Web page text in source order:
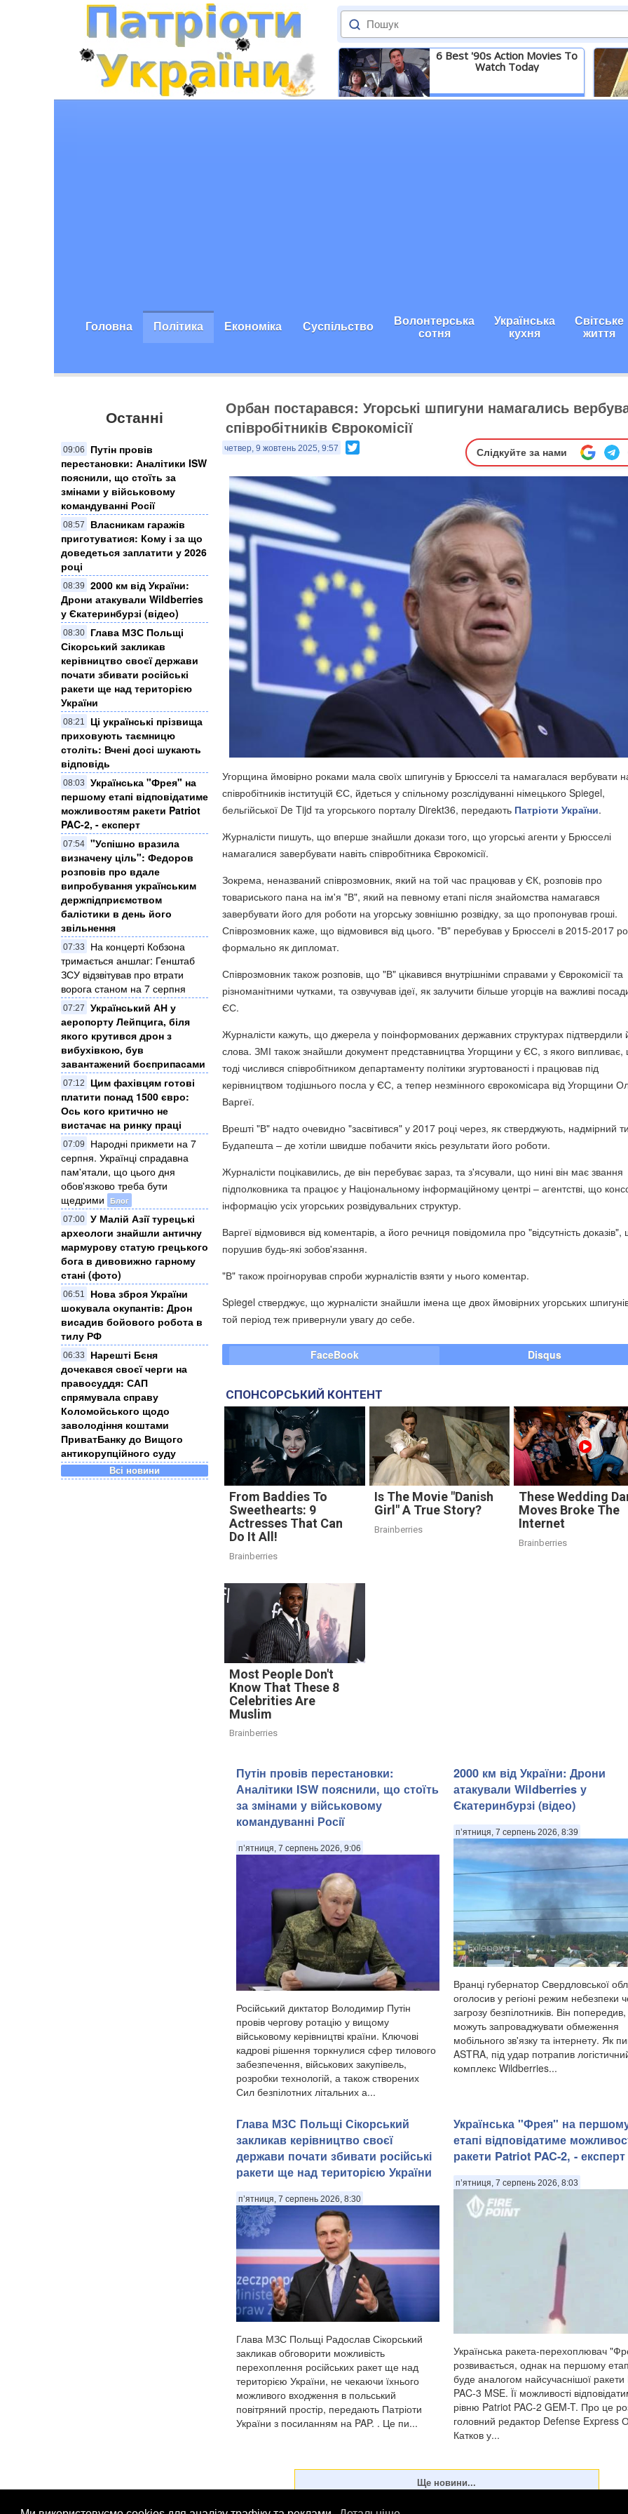
6 Best '90s Action Movies To
Watch Today
Детальніше
Головна Політика Економіка Суспільство Волонтерська
сотня
Українська
кухня
Світське
життя
Останні
09:06
Путін провів
перестановки: Аналітики ISW
пояснили, що стоїть за
змінами у військовому
командуванні Росії
08:57
Власникам гаражів
приготуватися: Кому і за що
доведеться заплатити у 2026
році
08:39
2000 км від України:
Дрони атакували Wildberries
у Єкатеринбурзі (відео)
08:30
Глава МЗС Польщі
Сікорський закликав
керівництво своєї держави
почати збивати російські
ракети ще над територією
України
08:21
Ці українські прізвища
приховують таємницю
століть: Вчені досі шукають
відповідь
08:03
Українська "Фрея" на
першому етапі відповідатиме
можливостям ракети Patriot
PAC-2, - експерт
07:54 "Успішно вразила
визначену ціль": Федоров
розповів про вдале
випробування українським
держпідприємством
балістики в день його
звільнення
07:33
На концерті Кобзона
тримається аншлаг: Генштаб
ЗСУ відзвітував про втрати
ворога станом на 7 серпня
07:27
Український АН у
аеропорту Лейпцига, біля
якого крутився дрон з
вибухівкою, був
завантажений боєприпасами
07:12
Цим фахівцям готові
платити понад 1500 євро:
Ось кого критично не
вистачає на ринку праці
07:09
Народні прикмети на 7
серпня. Українці спрадавна
пам'ятали, що цього дня
обов'язково треба бути
щедрими
Блог
07:00 У Малій Азії турецькі
археологи знайшли античну
мармурову статую грецького
бога в дивовижно гарному
стані (фото)
06:51
Нова зброя України
шокувала окупантів: Дрон
висадив бойового робота в
тилу РФ
06:33
Нарешті Бєня
дочекався своєї черги на
правосуддя: САП
спрямувала справу
Коломойського щодо
заволодіння коштами
ПриватБанку до Вищого
антикорупційного суду
Всі новини
Орбан постарався: Угорські шпигуни намагались
співробітників Єврокомісії
четвер, 9 жовтень 2025, 9:57 Слідкуйте за нами
Угорщина ймовірно роками мала своїх шпигунів у Брюсселі та намагалася вербувати
співробітників інституцій ЄС, йдеться у спільному розслідуванні німецького Spiegel,
бельгійської De Tijd та угорського порталу Direkt36, передають Патріоти України.
Журналісти пишуть, що вперше знайшли докази того, що угорські агенти у Брюсселі
намагалися завербувати навіть співробітника Єврокомісії.
Зокрема, неназваний співрозмовник, який на той час працював у ЄК, розповів про
товариського пана на ім'я "В", який на певному етапі після знайомства намагався
завербувати його для роботи на угорську зовнішню розвідку, за що пропонував гроші.
Співрозмовник каже, що відмовився від цього. "В" перебував у Брюсселі в 2015-2017
формально як дипломат.
Співрозмовник також розповів, що "В" цікавився внутрішніми справами у Єврокомісії та
різноманітними чутками, та озвучував ідеї, як залучити більше угорців на важливі
ЄС.
Журналісти кажуть, що джерела у поінформованих державних структурах підтвердили
слова. ЗМІ також знайшли документ представництва Угорщини у ЄС, з якого
тоді числився співробітником департаменту політики згуртованості і працював під
керівництвом тодішнього посла у ЄС, а тепер незмінного єврокомісара від Угорщини
Варгеї.
Врешті "В" надто очевидно "засвітився" у 2017 році через, як стверджують, надмірний
Будапешта – де хотіли швидше побачити якісь результати його роботи.
Журналісти поцікавились, де він перебуває зараз, та з'ясували, що нині він має звання
підполковника та працює у Національному інформаційному центрі – агентстві, що
інформацію усіх угорських розвідувальних структур.
Варгеї відмовився від коментарів, а його речниця повідомила про "відсутність
порушив будь-які зобов'язання.
"В" також проігнорував спроби журналістів взяти у нього коментар.
Spiegel стверджує, що журналісти знайшли імена ще двох ймовірних угорських
той період теж привернули увагу до себе.
FaceBook Disqus
СПОНСОРСЬКИЙ КОНТЕНТ
From Baddies To
Sweethearts: 9
Actresses That Can
Do It All!
Brainberries
Is The Movie "Danish
Girl" A True Story?
Brainberries
These Wedding
Moves Broke The
Internet
Brainberries
Most People Don't
Know That These 8
Celebrities Are
Muslim
Brainberries
Путін провів перестановки:
Аналітики ISW пояснили, що стоїть
за змінами у військовому
командуванні Росії
п’ятниця, 7 серпень 2026, 9:06
Російський диктатор Володимир Путін
провів чергову ротацію у вищому
військовому керівництві країни. Ключові
кадрові рішення торкнулися сфер тилового
забезпечення, військових закупівель,
розробки технологій, а також створених
Сил безпілотних літальних а...
2000 км від України: Дрони
атакували Wildberries у
Єкатеринбурзі (відео)
п’ятниця, 7 серпень 2026, 8:39
Вранці губернатор Свердловської
оголосив у регіоні режим небезпеки
загрозу безпілотників. Він
можуть запроваджувати обмеження
мобільного зв'язку та інтернету. Як
ASTRA, під удар потрапив
комплекс Wildberries...
Глава МЗС Польщі Сікорський
закликав керівництво своєї
держави почати збивати російські
ракети ще над територією України
п’ятниця, 7 серпень 2026, 8:30
Глава МЗС Польщі Радослав Сікорський
закликав обговорити можливість
перехоплення російських ракет ще над
територією України, не чекаючи їхнього
можливого входження в польський
повітряний простір, передають Патріоти
України з посиланням на PAP. . Це пи...
Українська "Фрея" на
етапі відповідатиме
ракети Patriot PAC-2, - експерт
п’ятниця, 7 серпень 2026, 8:03
Українська ракета-перехоплювач
розвивається, однак на першому
буде аналогом найсучаснішої
PAC-3 MSE. Її можливості
рівню Patriot PAC-2 GEM-T. Про це
головний редактор Defense Express
Катков у...